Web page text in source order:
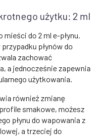
użytku: 2 ml
mieści do 2 ml e-płynu.
płynów do
zachować
a jednocześnie zapewnia
użytkowania.
również zmianę
smakowe, możesz
płynu do wapowania z
a trzeciej do